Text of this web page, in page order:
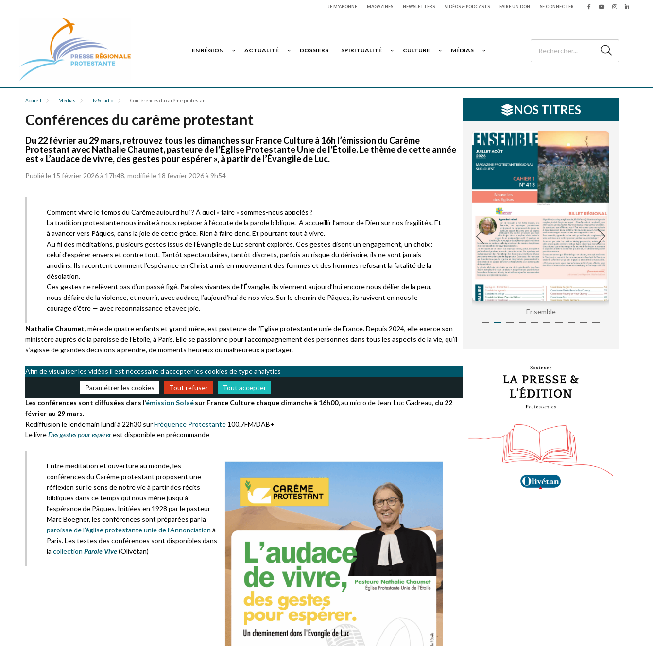
JE M'ABONNE MAGAZINES NEWSLETTERS VIDÉOS & PODCASTS FAIRE UN DON SE CONNECTER
EN RÉGION ACTUALITÉ DOSSIERS SPIRITUALITÉ CULTURE MÉDIAS
Accueil Médias Tv & radio Conférences du carême protestant
Conférences du carême protestant
Du 22 février au 29 mars, retrouvez tous les dimanches sur France Culture à 16h l’émission du Carême
Protestant avec Nathalie Chaumet, pasteure de l’Église Protestante Unie de l’Étoile. Le thème de cette année
est « L’audace de vivre, des gestes pour espérer », à partir de l’Évangile de Luc.
Publié le 15 février 2026 à 17h48, modifié le 18 février 2026 à 9h54
Comment vivre le temps du Carême aujourd’hui ? À quel « faire » sommes-nous appelés ?
La tradition protestante nous invite à nous replacer à l’écoute de la parole biblique. A accueillir l’amour de Dieu sur nos fragilités. Et
à avancer vers Pâques, dans la joie de cette grâce. Rien à faire donc. Et pourtant tout à vivre.
Au fil des méditations, plusieurs gestes issus de l’Évangile de Luc seront explorés. Ces gestes disent un engagement, un choix :
celui d’espérer envers et contre tout. Tantôt spectaculaires, tantôt discrets, parfois au risque du dérisoire, ils ne sont jamais
anodins. Ils racontent comment l’espérance en Christ a mis en mouvement des femmes et des hommes refusant la fatalité de la
désolation.
Ces gestes ne relèvent pas d’un passé figé. Paroles vivantes de l’Évangile, ils viennent aujourd’hui encore nous délier de la peur,
nous défaire de la violence, et nourrir, avec audace, l’aujourd’hui de nos vies. Sur le chemin de Pâques, ils ravivent en nous le
courage d’être — avec reconnaissance et avec joie.
Nathalie Chaumet, mère de quatre enfants et grand-mère, est pasteure de l’Eglise protestante unie de France. Depuis 2024, elle exerce son
ministère auprès de la paroisse de l’Etoile, à Paris. Elle se passionne pour l’accompagnement des personnes dans tous les aspects de la vie, qu’il
s’agisse de grandes décisions à prendre, de moments heureux ou malheureux à partager.
Afin de visualiser les vidéos il est nécessaire d’accepter les cookies de type analytics
Paramétrer les cookies
Tout refuser
Tout accepter
Les conférences sont diffusées dans l’émission Solaésur France Culture chaque dimanche à 16h00,au micro de Jean-Luc Gadreau, du 22
février au 29 mars.
Rediffusion le lendemain lundi à 22h30 surFréquence Protestante 100.7FM/DAB+
Le livreDes gestes pour espérerest disponible en précommande
Entre méditation et ouverture au monde, les
conférences du Carême protestant proposent une
réflexion sur le sens de notre vie à partir des récits
bibliques dans ce temps qui nous mène jusqu’à
l’espérance de Pâques. Initiées en 1928 par le pasteur
Marc Boegner, les conférences sont préparées par la
paroisse de l’église protestante unie de l’Annonciation à
Paris. Les textes des conférences sont disponibles dans
la collection Parole Vive(Olivétan)
NOS TITRES
Ensemble